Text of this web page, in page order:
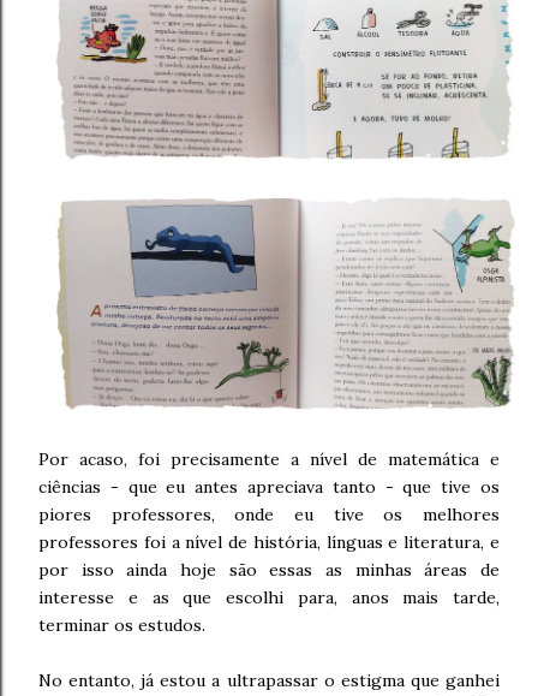
Por acaso, foi precisamente a nível de matemática e
ciências - que eu antes apreciava tanto - que tive os
piores professores, onde eu tive os melhores
professores foi a nível de história, línguas e literatura, e
por isso ainda hoje são essas as minhas áreas de
interesse e as que escolhi para, anos mais tarde,
terminar os estudos.
No entanto, já estou a ultrapassar o estigma que ganhei